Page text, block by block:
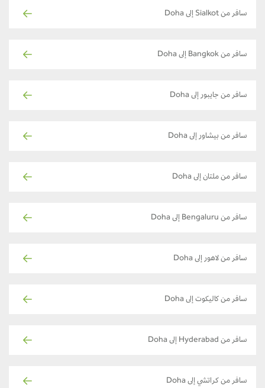
سافر من Sialkot إلى Doha
سافر من Bangkok إلى Doha
سافر من جايبور إلى Doha
سافر من بيشاور إلى Doha
سافر من ملتان إلى Doha
سافر من Bengaluru إلى Doha
سافر من لاهور إلى Doha
سافر من كاليكوت إلى Doha
سافر من Hyderabad إلى Doha
سافر من كراتشي إلى Doha